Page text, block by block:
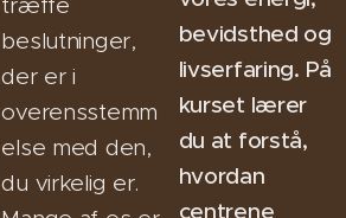
træffe
beslutninger,
der er i
overensstemm
else med den,
du virkelig er.
bevidsthed og
livserfaring. På
kurset lærer
du at forstå,
hvordan
centrene